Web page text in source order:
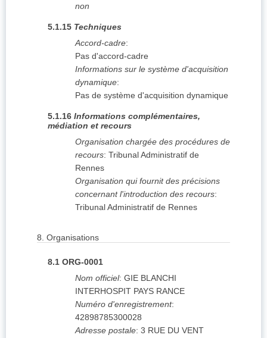
non
5.1.15 Techniques
Accord-cadre:
Pas d'accord-cadre
Informations sur le système d'acquisition
dynamique:
Pas de système d'acquisition dynamique
5.1.16 Informations complémentaires,
médiation et recours
Organisation chargée des procédures de
recours: Tribunal Administratif de
Rennes
Organisation qui fournit des précisions
concernant l'introduction des recours:
Tribunal Administratif de Rennes
8. Organisations
8.1 ORG-0001
Nom officiel: GIE BLANCHI
INTERHOSPIT PAYS RANCE
Numéro d'enregistrement:
42898785300028
Adresse postale: 3 RUE DU VENT